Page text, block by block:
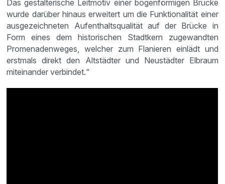
Das gestalterische Leitmotiv einer bogenförmigen Brücke
wurde darüber hinaus erweitert um die Funktionalität einer
ausgezeichneten Aufenthaltsqualität auf der Brücke in
Form eines dem historischen Stadtkern zugewandten
Promenadenweges, welcher zum Flanieren einlädt und
erstmals direkt den Altstädter und Neustädter Elbraum
miteinander verbindet.“